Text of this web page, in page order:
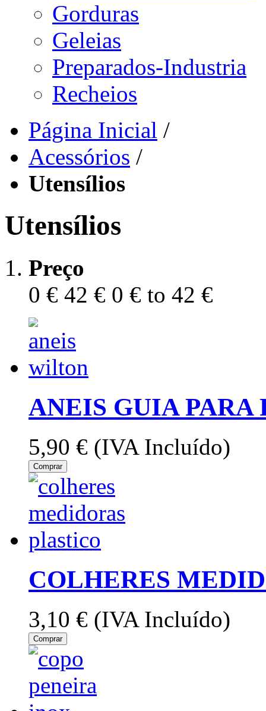
Gorduras
Geleias
Preparados-Industria
Recheios
Página Inicial /
Acessórios /
Utensílios
Utensílios
Preço
0 € 42 € 0 € to 42 €
ANEIS GUIA PARA
5,90 € (IVA Incluído)
Comprar
COLHERES
3,10 € (IVA Incluído)
Comprar